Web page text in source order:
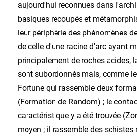
aujourd'hui reconnues dans
basiques recoupés et
leur périphérie des phénomènes
de celle d'une racine d'arc ayant
principalement de roches acides,
sont subordonnés mais, comme
Fortune qui rassemble deux
(Formation de Random) ; le
caractéristique y a été trouvée
moyen ; il rassemble des